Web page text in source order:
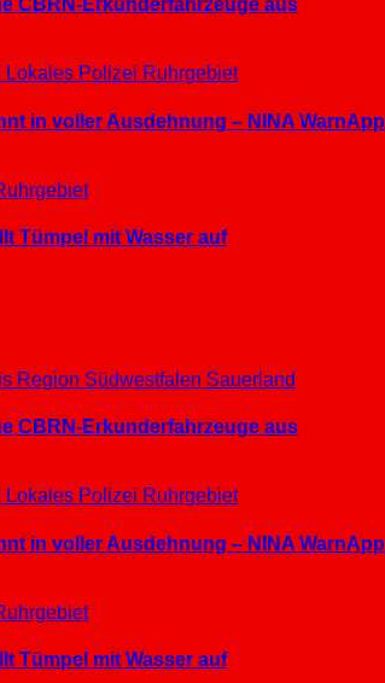
CBRN-Erkunderfahrzeuge aus
Lokales Polizei Ruhrgebiet
in voller Ausdehnung – NINA WarnApp
Tümpel mit Wasser auf
Region Südwestfalen Sauerland
CBRN-Erkunderfahrzeuge aus
Lokales Polizei Ruhrgebiet
in voller Ausdehnung – NINA WarnApp
Tümpel mit Wasser auf